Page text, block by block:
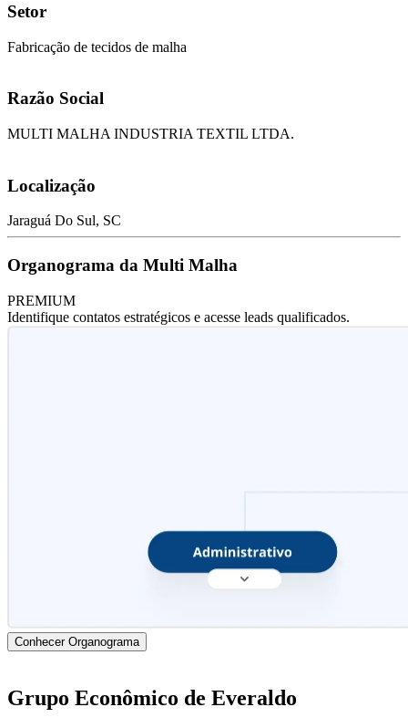
Setor
Fabricação de tecidos de malha
Razão Social
MULTI MALHA INDUSTRIA TEXTIL LTDA.
Localização
Jaraguá Do Sul, SC
Organograma da Multi Malha
PREMIUM
Identifique contatos estratégicos e acesse leads qualificados.
Conhecer Organograma
Grupo Econômico de Everaldo